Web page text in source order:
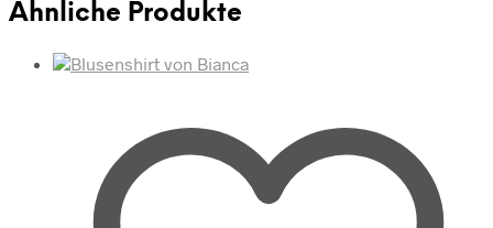
Ähnliche Produkte